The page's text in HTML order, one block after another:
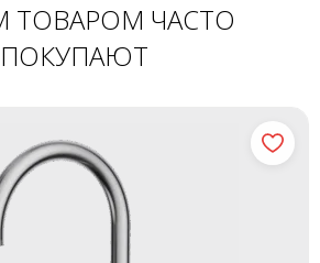
ТОВАРОМ ЧАСТО
ПОКУПАЮТ